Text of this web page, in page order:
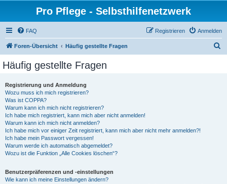
Pro Pflege - Selbsthilfenetzwerk
FAQ Anmelden
Registrieren
Foren-Übersicht Häufig gestellte Fragen
Häufig gestellte Fragen
Registrierung und Anmeldung
Wozu muss ich mich registrieren?
Was ist COPPA?
Warum kann ich mich nicht registrieren?
Ich habe mich registriert, kann mich aber nicht anmelden!
Warum kann ich mich nicht anmelden?
Ich habe mich vor einiger Zeit registriert, kann mich aber nicht mehr anmelden?!
Ich habe mein Passwort vergessen!
Warum werde ich automatisch abgemeldet?
Wozu ist die Funktion „Alle Cookies löschen“?
Benutzerpräferenzen und -einstellungen
Wie kann ich meine Einstellungen ändern?